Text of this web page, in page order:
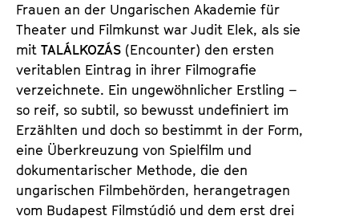
Frauen an der Ungarischen Akademie für
Theater und Filmkunst war Judit Elek, als sie
mit TALÁLKOZÁS (Encounter) den ersten
veritablen Eintrag in ihrer Filmografie
verzeichnete. Ein ungewöhnlicher Erstling –
so reif, so subtil, so bewusst undefiniert im
Erzählten und doch so bestimmt in der Form,
eine Überkreuzung von Spielfilm und
dokumentarischer Methode, die den
ungarischen Filmbehörden, herangetragen
vom Budapest Filmstúdió und dem erst drei